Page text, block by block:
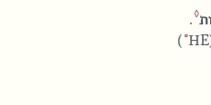
.
HE
)